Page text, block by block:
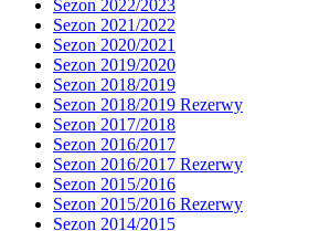
Sezon 2022/2023
Sezon 2021/2022
Sezon 2020/2021
Sezon 2019/2020
Sezon 2018/2019
Sezon 2018/2019 Rezerwy
Sezon 2017/2018
Sezon 2016/2017
Sezon 2016/2017 Rezerwy
Sezon 2015/2016
Sezon 2015/2016 Rezerwy
Sezon 2014/2015